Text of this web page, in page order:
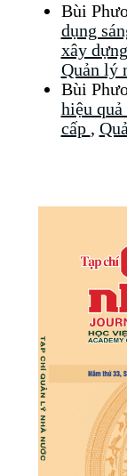
Bùi
dụng
xây
Quản lý
Bùi
hiệu
cấp ,